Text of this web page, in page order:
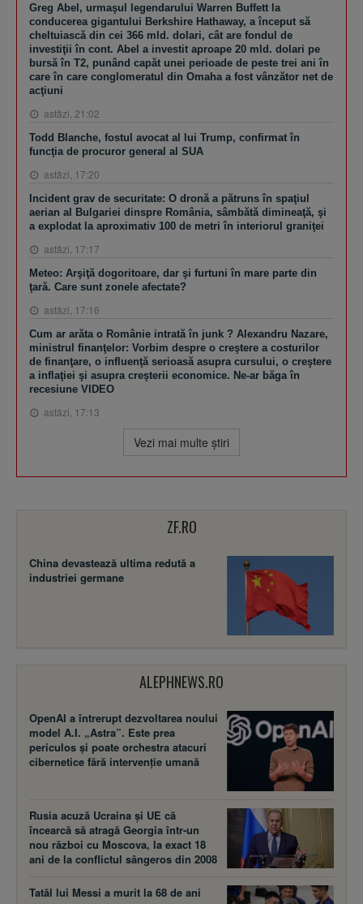
Greg Abel, urmaşul legendarului Warren Buffett la
conducerea gigantului Berkshire Hathaway, a început să
cheltuiască din cei 366 mld. dolari, cât are fondul de
investiţii în cont. Abel a investit aproape 20 mld. dolari pe
bursă în T2, punând capăt unei perioade de peste trei ani în
care în care conglomeratul din Omaha a fost vânzător net de
acţiuni
astăzi, 21:02
Todd Blanche, fostul avocat al lui Trump, confirmat în
funcţia de procuror general al SUA
astăzi, 17:20
Incident grav de securitate: O dronă a pătruns în spaţiul
aerian al Bulgariei dinspre România, sâmbătă dimineaţă, şi
a explodat la aproximativ 100 de metri în interiorul graniţei
astăzi, 17:17
Meteo: Arşiţă dogoritoare, dar şi furtuni în mare parte din
ţară. Care sunt zonele afectate?
astăzi, 17:16
Cum ar arăta o Românie intrată în junk ? Alexandru Nazare,
ministrul finanţelor: Vorbim despre o creştere a costurilor
de finanţare, o influenţă serioasă asupra cursului, o creştere
a inflaţiei şi asupra creşterii economice. Ne-ar băga în
recesiune VIDEO
astăzi, 17:13
Vezi mai multe ştiri
ZF.RO
China devastează ultima redută a
industriei germane
ALEPHNEWS.RO
OpenAI a întrerupt dezvoltarea noului
model A.I. „Astra”. Este prea
periculos și poate orchestra atacuri
cibernetice fără intervenție umană
Rusia acuză Ucraina şi UE că
încearcă să atragă Georgia într-un
nou război cu Moscova, la exact 18
ani de la conflictul sângeros din 2008
Tatăl lui Messi a murit la 68 de ani